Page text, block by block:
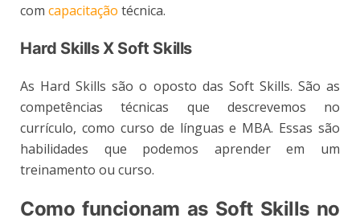
com capacitação técnica.
Hard Skills X Soft Skills
As Hard Skills são o oposto das Soft Skills. São as
competências técnicas que descrevemos no
currículo, como curso de línguas e MBA. Essas são
habilidades que podemos aprender em um
treinamento ou curso.
Como funcionam as Soft Skills no